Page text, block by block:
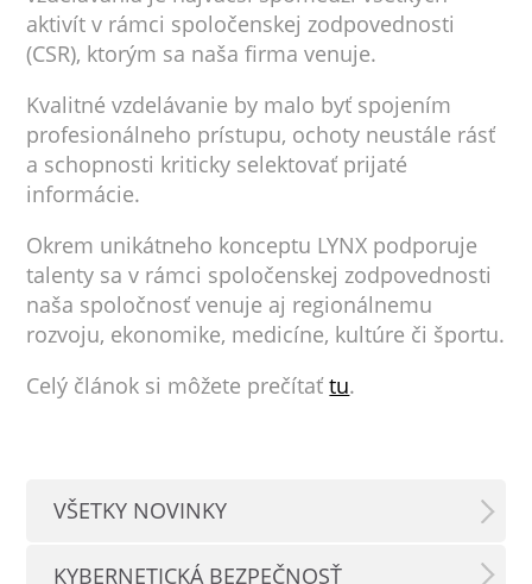
aktivít v rámci spoločenskej zodpovednosti
(CSR), ktorým sa naša firma venuje.
Kvalitné vzdelávanie by malo byť spojením
profesionálneho prístupu, ochoty neustále rásť
a schopnosti kriticky selektovať prijaté
informácie.
Okrem unikátneho konceptu LYNX podporuje
talenty sa v rámci spoločenskej zodpovednosti
naša spoločnosť venuje aj regionálnemu
rozvoju, ekonomike, medicíne, kultúre či športu.
Celý článok si môžete prečítaťtu.
VŠETKY NOVINKY
KYBERNETICKÁ BEZPEČNOSŤ